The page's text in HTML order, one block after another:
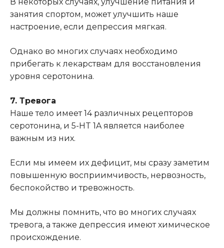
занятия спортом, может улучшить наше
настроение, если депрессия мягкая.
Однако во многих случаях необходимо
прибегать к лекарствам для восстановления
уровня серотонина.
7. Тревога
Наше тело имеет 14 различных рецепторов
серотонина, и 5-HT 1A является наиболее
важным из них.
Если мы имеем их дефицит, мы сразу заметим
повышенную восприимчивость, нервозность,
беспокойство и тревожность.
Мы должны помнить, что во многих случаях
тревога, а также депрессия имеют химическое
происхождение.